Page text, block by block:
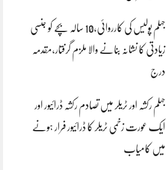
جہلم پولیس کی کارروائی،10 سالہ بچے کو جنسی
زیادتی کا نشانہ بنانے والا ملزم گرفتار،مقدمہ
درج
جہلم رکشہ اور ٹریلر میں تصادم رکشہ ڈرائیور اور
ایک عورت زخمی ٹریلر کا ڈرائیور فرار ہونے
میں کامیاب